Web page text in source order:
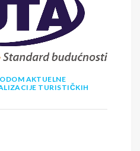
AKTUELNE
TURISTIČKIH